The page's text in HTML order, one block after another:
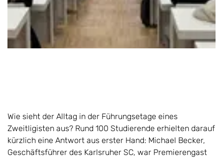
Wie sieht der Alltag in der Führungsetage eines
Zweitligisten aus? Rund 100 Studierende erhielten darauf
kürzlich eine Antwort aus erster Hand: Michael Becker,
Geschäftsführer des Karlsruher SC, war Premierengast